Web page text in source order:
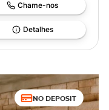
Chame-nos
Detalhes
NO DEPOSIT